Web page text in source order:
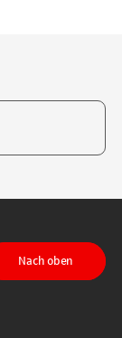
Nach oben